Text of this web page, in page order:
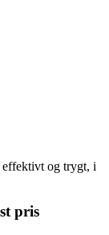
effektivt og trygt, i
pris